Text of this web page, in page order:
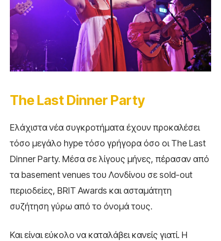
TheLastDinner Party
Ελάχιστα νέα συγκροτήματα έχουν προκαλέσει
τόσο μεγάλο hype τόσο γρήγορα όσο οι The Last
Dinner Party. Μέσα σε λίγους μήνες, πέρασαν από
τα basement venues του Λονδίνου σε sold-out
περιοδείες, BRIT Awards και ασταμάτητη
συζήτηση γύρω από το όνομά τους.
Και είναι εύκολο να καταλάβει κανείς γιατί. Η